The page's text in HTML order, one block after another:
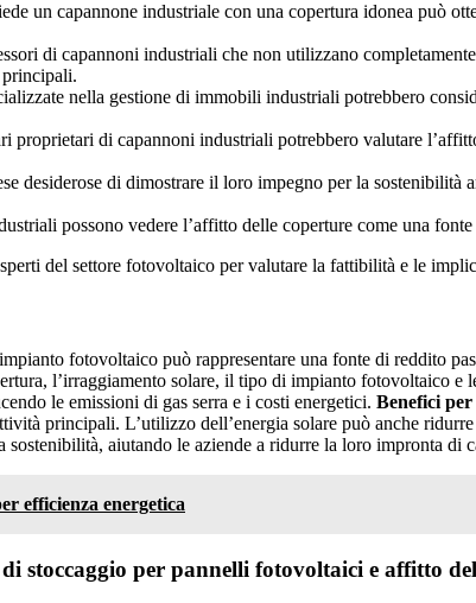
un capannone industriale con una copertura idonea può
di capannoni industriali che non utilizzano
nella gestione di immobili industriali potrebbero
proprietari di capannoni industriali potrebbero valutare
desiderose di dimostrare il loro impegno per la
possono vedere l’affitto delle coperture come una
del settore fotovoltaico per valutare la fattibilità e le
fotovoltaico può rappresentare una fonte di reddito
l’irraggiamento solare, il tipo di impianto fotovoltaico
le emissioni di gas serra e i costi energetici. Benefici per
principali. L’utilizzo dell’energia solare può anche
sostenibilità, aiutando le aziende a ridurre la loro impronta di
efficienza energetica
stoccaggio per pannelli fotovoltaici e affitto